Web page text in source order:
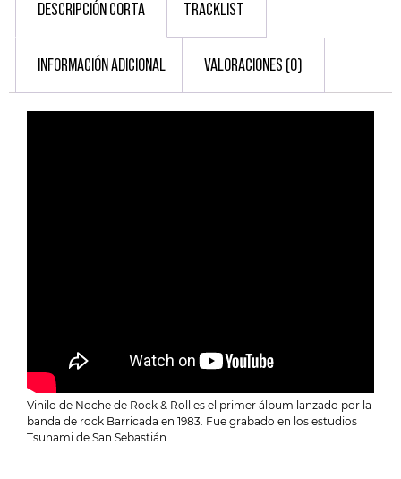
DESCRIPCIÓN CORTA TRACKLIST
INFORMACIÓN ADICIONAL VALORACIONES (0)
Vinilo de Noche de Rock & Roll es el primer álbum lanzado por la
banda de rock Barricada en 1983. Fue grabado en los estudios
Tsunami de San Sebastián.